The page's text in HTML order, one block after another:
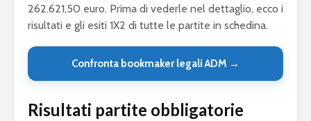
262.621,50 euro. Prima di vederle nel dettaglio, ecco i
risultati e gli esiti 1X2 di tutte le partite in schedina.
Confronta bookmaker legali ADM →
Risultati partite obbligatorie